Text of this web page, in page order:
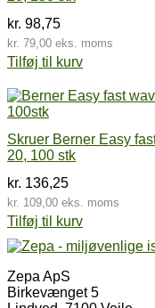
kr. 98,75
kr. 79,00 eks. moms
Tilføj til kurv
Skruer Berner Easy
20, 100 stk
kr. 136,25
kr. 109,00 eks. moms
Tilføj til kurv
Zepa ApS
Birkevænget 5